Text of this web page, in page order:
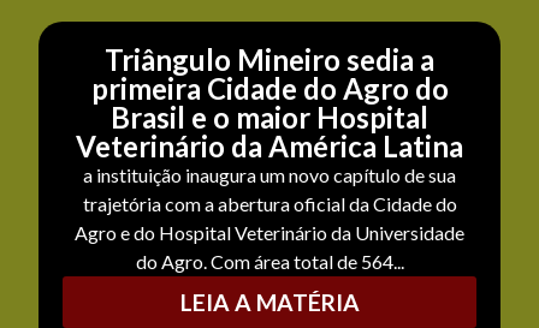
Triângulo Mineiro sedia a
primeira Cidade do Agro do
Brasil e o maior Hospital
Veterinário da América Latina
a instituição inaugura um novo capítulo de sua
trajetória com a abertura oficial da Cidade do
Agro e do Hospital Veterinário da Universidade
do Agro. Com área total de 564...
LEIA A MATÉRIA